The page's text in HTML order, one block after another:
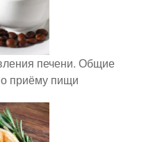
печени. Общие
приёму пищи